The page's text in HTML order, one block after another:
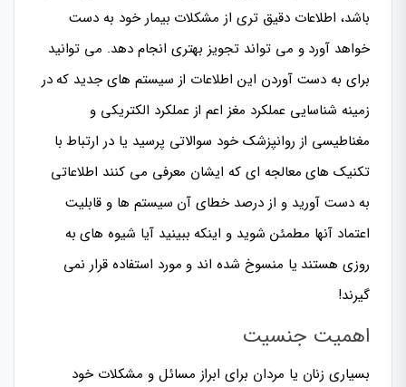
باشد، اطلاعات دقیق تری از مشکلات بیمار خود به دست
خواهد آورد و می تواند تجویز بهتری انجام دهد. می توانید
برای به دست آوردن این اطلاعات از سیستم های جدید که در
زمینه شناسایی عملکرد مغز اعم از عملکرد الکتریکی و
مغناطیسی از روانپزشک خود سوالاتی پرسید یا در ارتباط با
تکنیک های معالجه ای که ایشان معرفی می کنند اطلاعاتی
به دست آورید و از درصد خطای آن سیستم ها و قابلیت
اعتماد آنها مطمئن شوید و اینکه ببینید آیا شیوه های به
روزی هستند یا منسوخ شده اند و مورد استفاده قرار نمی
گیرند!
اهمیت جنسیت
بسیاری زنان یا مردان برای ابراز مسائل و مشکلات خود